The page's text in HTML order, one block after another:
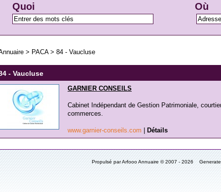
Quoi Où
> PACA > 84 - Vaucluse
- Vaucluse
GARNIER CONSEILS
Cabinet Indépendant de Gestion Patrimoniale,
commerces.
www.garnier-conseils.com Détails
Propulsé par Arfooo Annuaire © 2007 - 2026